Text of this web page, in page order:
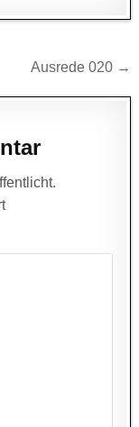
Ausrede 020 →